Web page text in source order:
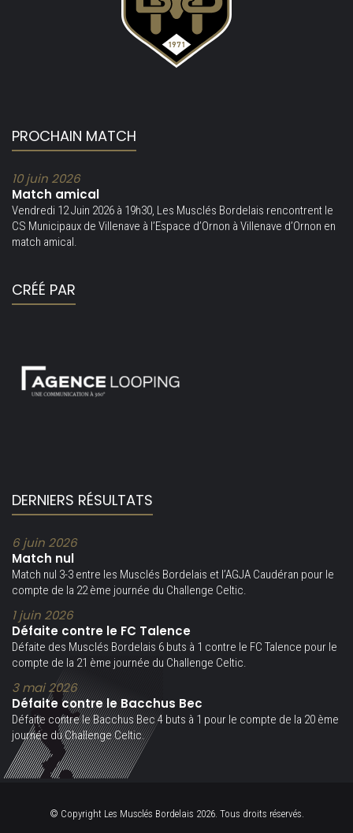
PROCHAIN MATCH
10 juin 2026
Match amical
Vendredi 12 Juin 2026 à 19h30, Les Musclés Bordelais rencontrent le
CS Municipaux de Villenave à l’Espace d’Ornon à Villenave d’Ornon en
match amical.
CRÉÉ PAR
DERNIERS RÉSULTATS
6 juin 2026
Match nul
Match nul 3-3 entre les Musclés Bordelais et l’AGJA Caudéran pour le
compte de la 22 ème journée du Challenge Celtic.
1 juin 2026
Défaite contre le FC Talence
Défaite des Musclés Bordelais 6 buts à 1 contre le FC Talence pour le
compte de la 21 ème journée du Challenge Celtic.
3 mai 2026
Défaite contre le Bacchus Bec
Défaite contre le Bacchus Bec 4 buts à 1 pour le compte de la 20 ème
journée du Challenge Celtic.
© Copyright Les Musclés Bordelais 2026. Tous droits réservés.